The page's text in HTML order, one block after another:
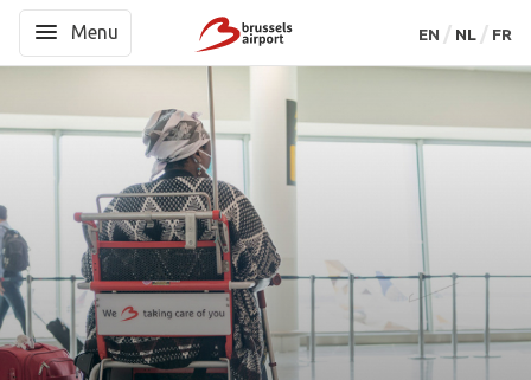
Menu EN NL FR
Menu EN NL FR